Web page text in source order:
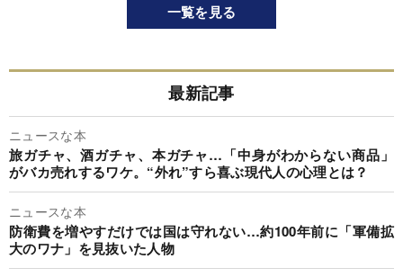
一覧を見る
最新記事
ニュースな本
旅ガチャ、酒ガチャ、本ガチャ…「中身がわからない商品」
がバカ売れするワケ。“外れ”すら喜ぶ現代人の心理とは？
ニュースな本
防衛費を増やすだけでは国は守れない…約100年前に「軍備拡
大のワナ」を見抜いた人物